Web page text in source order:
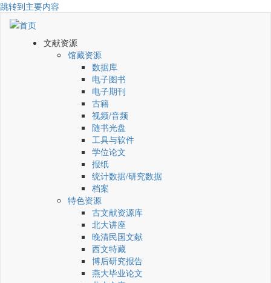
跳转到主要内容
文献资源
馆藏资源
数据库
电子图书
电子期刊
古籍
视频/音频
随书光盘
工具与软件
学位论文
报纸
统计数据/研究数据
档案
特色资源
古文献资源库
北大讲座
晚清民国文献
西文特藏
博后研究报告
燕大毕业论文